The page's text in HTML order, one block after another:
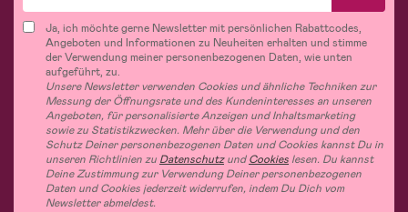
Ja, ich möchte gerne Newsletter mit persönlichen Rabattcodes,
Angeboten und Informationen zu Neuheiten erhalten und stimme
der Verwendung meiner personenbezogenen Daten, wie unten
aufgeführt, zu.
Unsere Newsletter verwenden Cookies und ähnliche Techniken zur
Messung der Öffnungsrate und des Kundeninteresses an unseren
Angeboten, für personalisierte Anzeigen und Inhaltsmarketing
sowie zu Statistikzwecken. Mehr über die Verwendung und den
Schutz Deiner personenbezogenen Daten und Cookies kannst Du in
unseren Richtlinien zu DatenschutzundCookies lesen. Du kannst
Deine Zustimmung zur Verwendung Deiner personenbezogenen
Daten und Cookies jederzeit widerrufen, indem Du Dich vom
Newsletter abmeldest.